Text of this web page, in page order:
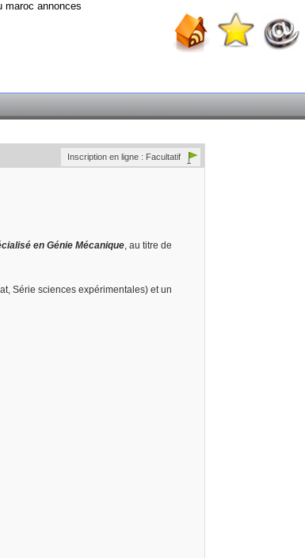
maroc annonces
Inscription en ligne : Facultatif
en Génie Mécanique, au titre de
Série sciences expérimentales) et un